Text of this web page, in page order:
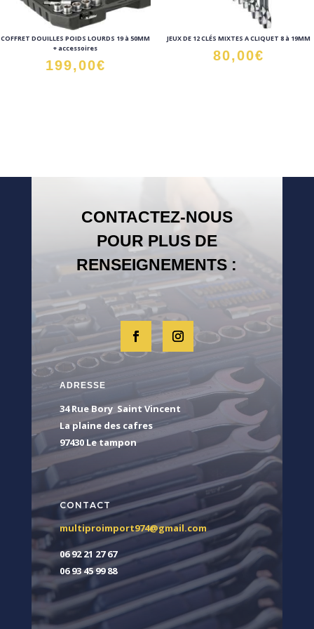
COFFRET DOUILLES POIDS LOURDS 19 à 50MM
+ accessoires
199,00€
JEUX DE 12 CLÉS MIXTES A CLIQUET 8 à 19MM
80,00€
CONTACTEZ-NOUS
POUR PLUS DE
RENSEIGNEMENTS :
ADRESSE
34 Rue Bory Saint Vincent
La plaine des cafres
97430 Le tampon
CONTACT
multiproimport974@gmail.com
06 92 21 27 67
06 93 45 99 88